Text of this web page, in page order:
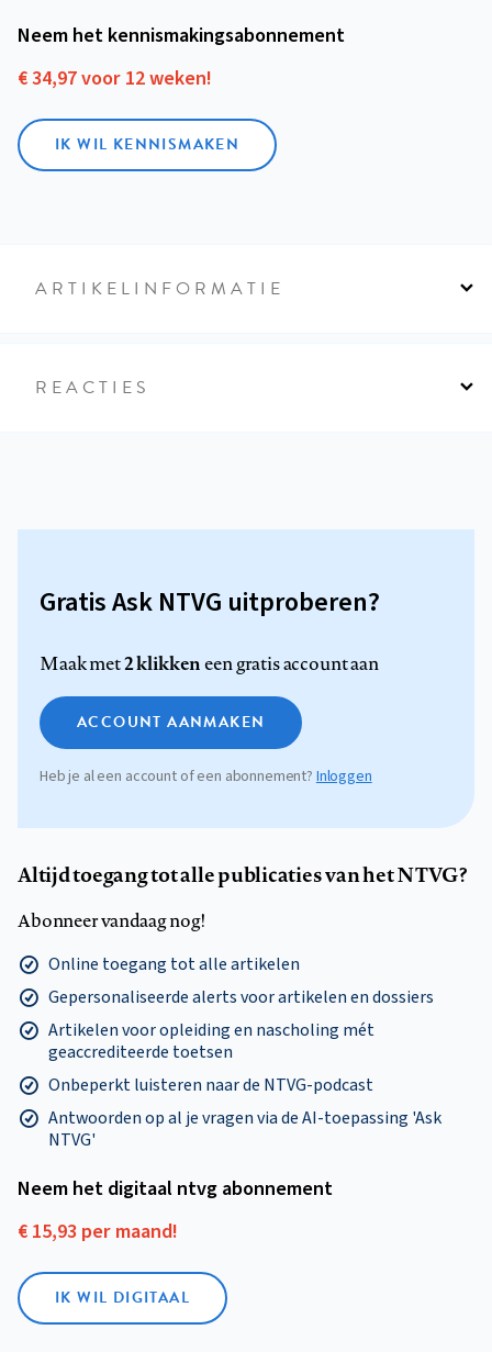
Neem het kennismakings­abonnement
€ 34,97 voor 12 weken!
IK WIL KENNISMAKEN
ARTIKELINFORMATIE
REACTIES
Gratis Ask NTVG uitproberen?
Maak met2 klikkeneen gratis account aan
ACCOUNT AANMAKEN
Heb je al een account of een abonnement?Inloggen
Altijd toegang tot alle publicaties van het NTVG?
Abonneer vandaag nog!
Online toegang tot alle artikelen
Gepersonaliseerde alerts voor artikelen en dossiers
Artikelen voor opleiding en nascholing mét
geaccrediteerde toetsen
Onbeperkt luisteren naar de NTVG-podcast
Antwoorden op al je vragen via de AI-toepassing 'Ask
NTVG'
Neem het digitaal ntvg abonnement
€ 15,93 per maand!
IK WIL DIGITAAL